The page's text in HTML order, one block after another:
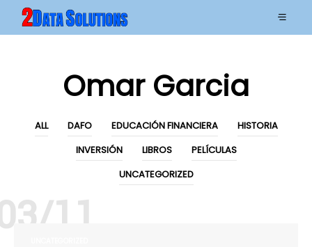
Omar Garcia
ALL DAFO EDUCACIÓN FINANCIERA
HISTORIA
INVERSIÓN
LIBROS
PELÍCULAS
UNCATEGORIZED
11